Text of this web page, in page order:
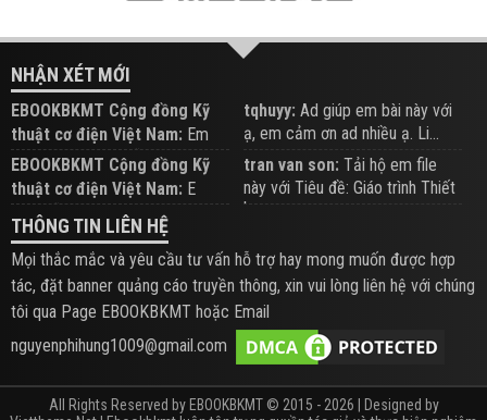
NHẬN XÉT MỚI
EBOOKBKMT Cộng đồng Kỹ
thuật cơ điện Việt Nam: Em
đăng trên Group hỗ trợ nhé
tqhuyy: Ad giúp em bài này với
ạ, em cảm ơn ad nhiều ạ. Li...
EBOOKBKMT Cộng đồng Kỹ
thuật cơ điện Việt Nam: E
xem hỗ trợ trên Group
tran van son: Tải hộ em file
này với Tiêu đề: Giáo trình Thiết
b...
THÔNG TIN LIÊN HỆ
Mọi thắc mắc và yêu cầu tư vấn hỗ trợ hay mong muốn được hợp
tác, đặt banner quảng cáo truyền thông, xin vui lòng liên hệ với chúng
tôi qua Page EBOOKBKMT hoặc Email
nguyenphihung1009@gmail.com
All Rights Reserved by EBOOKBKMT © 2015 - 2026 | Designed by